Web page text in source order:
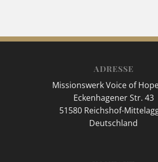
ADRESSE
Missionswerk Voice of
Eckenhagener Str. 43
51580 Reichshof-
Deutschland